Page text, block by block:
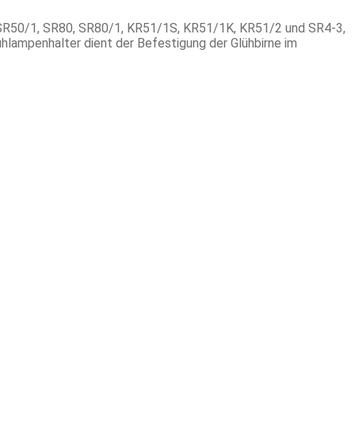
1, SR80, SR80/1, KR51/1S, KR51/1K, KR51/2 und SR4-3,
dient der Befestigung der Glühbirne im